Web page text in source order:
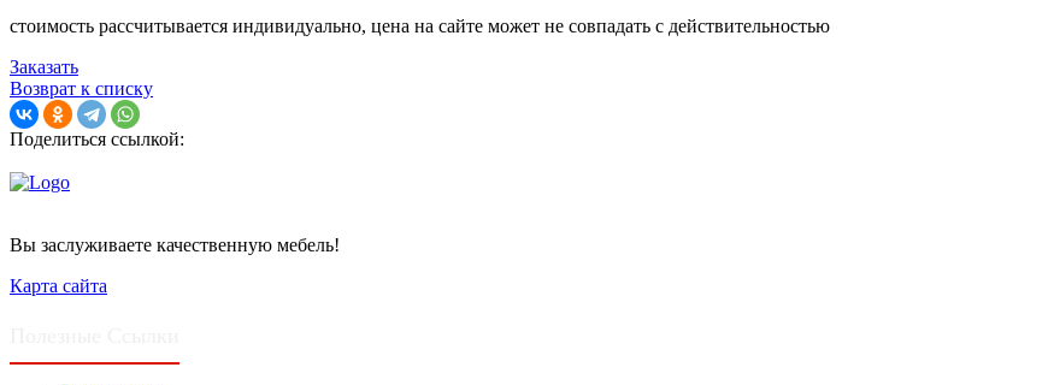
стоимость рассчитывается индивидуально, цена на сайте может не совпадать с действительностью
Заказать
Возврат к списку
Поделиться ссылкой:
Вы заслуживаете качественную мебель!
Карта сайта